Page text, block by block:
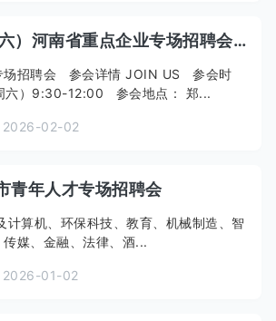
2月28日（周六）河南省重点企业专场招聘会！
场招聘会 参会详情 JOIN US 参会时
六）9:30-12:00 参会地点： 郑...
2026-02-02
青年人才专场招聘会
计算机、环保科技、教育、机械制造、智
媒、金融、法律、酒...
2026-01-02